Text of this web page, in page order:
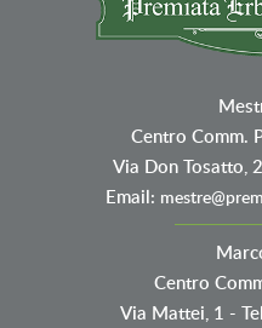
Centro Comm.
Via Don Tosatto,
Email:
Centro
Via Mattei, 1 -